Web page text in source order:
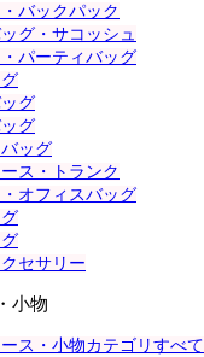
バックパック
グ・サコッシュ
パーティバッグ
グ
グ
ッグ
ス・トランク
オフィスバッグ
セサリー
小物
ス・小物カテゴリすべて